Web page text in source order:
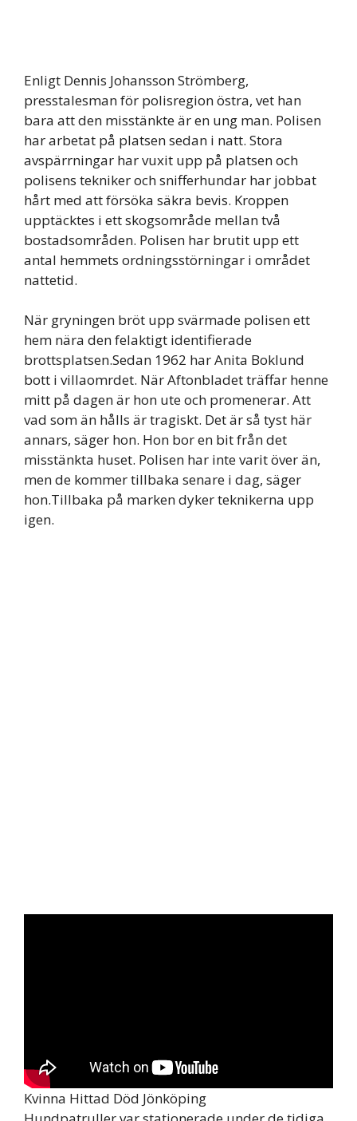
Enligt Dennis Johansson Strömberg,
presstalesman för polisregion östra, vet han
bara att den misstänkte är en ung man. Polisen
har arbetat på platsen sedan i natt. Stora
avspärrningar har vuxit upp på platsen och
polisens tekniker och snifferhundar har jobbat
hårt med att försöka säkra bevis. Kroppen
upptäcktes i ett skogsområde mellan två
bostadsområden. Polisen har brutit upp ett
antal hemmets ordningsstörningar i området
nattetid.
När gryningen bröt upp svärmade polisen ett
hem nära den felaktigt identifierade
brottsplatsen.Sedan 1962 har Anita Boklund
bott i villaomrdet. När Aftonbladet träffar henne
mitt på dagen är hon ute och promenerar. Att
vad som än hålls är tragiskt. Det är så tyst här
annars, säger hon. Hon bor en bit från det
misstänkta huset. Polisen har inte varit över än,
men de kommer tillbaka senare i dag, säger
hon.Tillbaka på marken dyker teknikerna upp
igen.
Kvinna Hittad Död Jönköping